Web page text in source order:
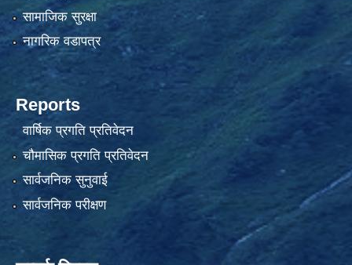
सामाजिक सुरक्षा
नागरिक वडापत्र
Reports
वार्षिक प्रगति प्रतिवेदन
चौमासिक प्रगति प्रतिवेदन
सार्वजनिक सुनुवाई
सार्वजनिक परीक्षण